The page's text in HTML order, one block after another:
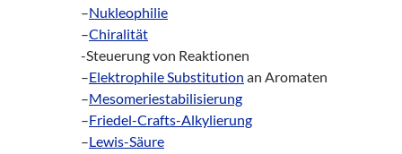
–Nukleophilie
–Chiralität
-Steuerung von Reaktionen
–Elektrophile Substitution an Aromaten
–Mesomeriestabilisierung
–Friedel-Crafts-Alkylierung
–Lewis-Säure